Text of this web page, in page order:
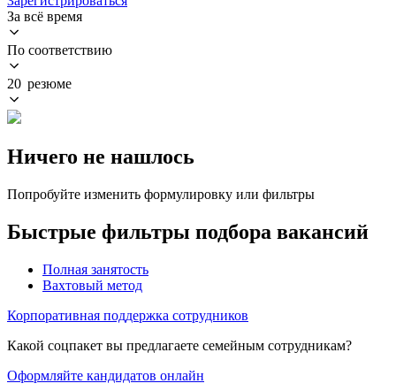
За всё время
По соответствию
20 резюме
Ничего не нашлось
Попробуйте изменить формулировку или фильтры
Быстрые фильтры подбора вакансий
Полная занятость
Вахтовый метод
Корпоративная поддержка сотрудников
Какой соцпакет вы предлагаете семейным сотрудникам?
Оформляйте кандидатов онлайн